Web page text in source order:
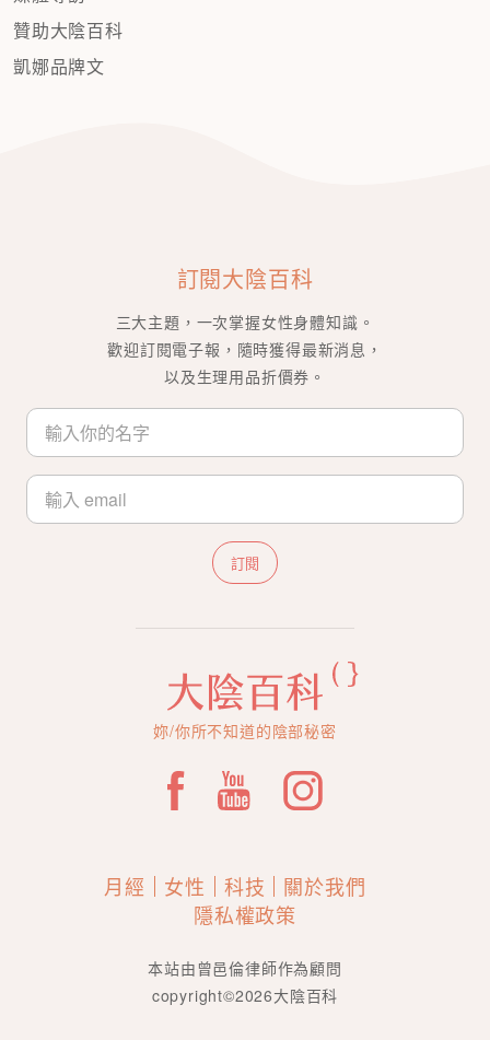
贊助大陰百科
凱娜品牌文
訂閱大陰百科
三大主題，一次掌握女性身體知識。
歡迎訂閱電子報，隨時獲得最新消息，
以及生理用品折價券。
訂閱
妳/你所不知道的陰部秘密
月經 女性 科技
關於我們
隱私權政策
本站由曾邑倫律師作為顧問
copyright©2026大陰百科